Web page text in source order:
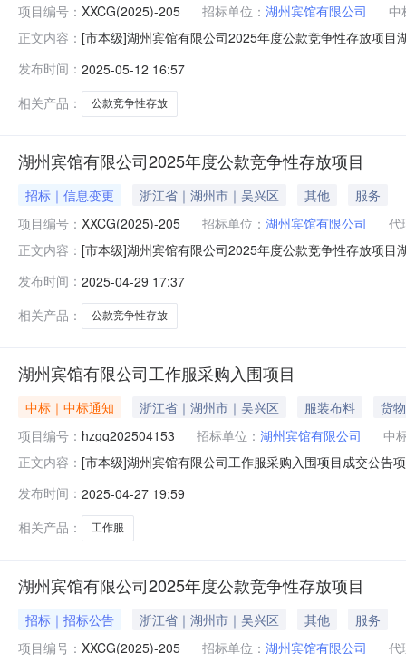
项目编号： XXCG(2025)-205 招标单位： 湖州宾馆有限公司
中
正文内容： [市本级]湖州宾馆有限公司2025年度公款竞争性存放项
果：中标银行：湖州银行股份有限公司八.其它事项：各
发布时间： 2025-05-12 16:57
相关产品：
公款竞争性存放
湖州宾馆有限公司2025年度公款竞争性存放项目
招标｜信息变更 浙江省｜湖州市｜吴兴区 其他
服务
项目编号： XXCG(2025)-205 招标单位： 湖州宾馆有限公司
代
正文内容： [市本级]湖州宾馆有限公司2025年度公款竞争性存放项
与招标文件具有同等效力，招标文件、招标公告与此公
发布时间： 2025-04-29 17:37
相关产品：
公款竞争性存放
湖州宾馆有限公司工作服采购入围项目
中标｜中标通知 浙江省｜湖州市｜吴兴区 服装布料
货物
项目编号： hzgq202504153 招标单位： 湖州宾馆有限公司
中
正文内容： [市本级]湖州宾馆有限公司工作服采购入围项目成交公告
州步红服饰有限公司85%吴兴安定服装店95%公告开始
发布时间： 2025-04-27 19:59
相关产品：
工作服
湖州宾馆有限公司2025年度公款竞争性存放项目
招标｜招标公告 浙江省｜湖州市｜吴兴区 其他
服务
项目编号： XXCG(2025)-205 招标单位： 湖州宾馆有限公司
代